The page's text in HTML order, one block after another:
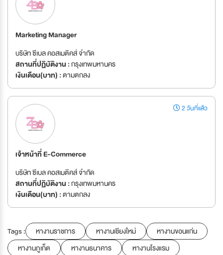
Marketing Manager
บริษัท ซีเบล คอสเมติคส์ จำกัด
สถานที่ปฏิบัติงาน :กรุงเทพมหานคร
เงินเดือน(บาท) :ตามตกลง
2 วันที่แล้ว
เจ้าหน้าที่ E-Commerce
บริษัท ซีเบล คอสเมติคส์ จำกัด
สถานที่ปฏิบัติงาน :กรุงเทพมหานคร
เงินเดือน(บาท) :ตามตกลง
Tags : หางานราชการ หางานเชียงใหม่
หางานขอนแก่น
หางานภูเก็ต
หางานธนาคาร หางานโรงแรม